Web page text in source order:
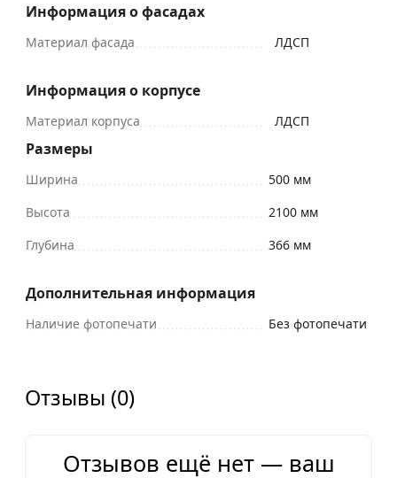
Информация о фасадах
Материал фасада ЛДСП
Информация о корпусе
Материал корпуса ЛДСП
Размеры
Ширина
500 мм
Высота
2100 мм
Глубина
366 мм
Дополнительная информация
Наличие фотопечати Без фотопечати
Отзывы (0)
Отзывов ещё нет — ваш